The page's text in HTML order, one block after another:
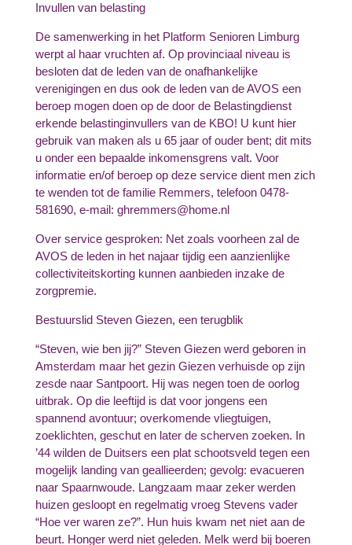
Invullen van belasting
De samenwerking in het Platform Senioren Limburg
werpt al haar vruchten af. Op provinciaal niveau is
besloten dat de leden van de onafhankelijke
verenigingen en dus ook de leden van de AVOS een
beroep mogen doen op de door de Belastingdienst
erkende belastinginvullers van de KBO! U kunt hier
gebruik van maken als u 65 jaar of ouder bent; dit mits
u onder een bepaalde inkomensgrens valt. Voor
informatie en/of beroep op deze service dient men zich
te wenden tot de familie Remmers, telefoon 0478-
581690, e-mail: ghremmers@home.nl
Over service gesproken: Net zoals voorheen zal de
AVOS de leden in het najaar tijdig een aanzienlijke
collectiviteitskorting kunnen aanbieden inzake de
zorgpremie.
Bestuurslid Steven Giezen, een terugblik
“Steven, wie ben jij?” Steven Giezen werd geboren in
Amsterdam maar het gezin Giezen verhuisde op zijn
zesde naar Santpoort. Hij was negen toen de oorlog
uitbrak. Op die leeftijd is dat voor jongens een
spannend avontuur; overkomende vliegtuigen,
zoeklichten, geschut en later de scherven zoeken. In
’44 wilden de Duitsers een plat schootsveld tegen een
mogelijk landing van geallieerden; gevolg: evacueren
naar Spaarnwoude. Langzaam maar zeker werden
huizen gesloopt en regelmatig vroeg Stevens vader
“Hoe ver waren ze?”. Hun huis kwam net niet aan de
beurt. Honger werd niet geleden. Melk werd bij boeren